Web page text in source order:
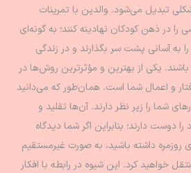
تبدیل می‌شود. والدین با تمرینات
در ذهن کودکان نهادینه کنند؛ به گونه‌ای
به آسانی پشت سر بگذارند و در زندگی
یکی از بهترین و مؤثرترین روش‌ها در
و اعمال شما است. همان‌طور که می‌دانید
شما را زیر نظر دارند. آن‌ها تقلید و
را دوست دارند؛ بنابراین اگر شما دیدگاه
داشته باشید، به صورت غیرمستقیم
خواهید کرد. این شیوه در رابطه با افکار